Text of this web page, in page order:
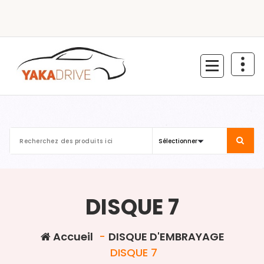
contenu
DISQUE 7
Accueil - DISQUE D'EMBRAYAGE
DISQUE 7